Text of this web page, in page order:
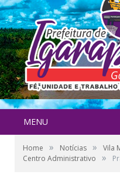
MENU
Home » Notícias »
Vila
Centro Administrativo
»